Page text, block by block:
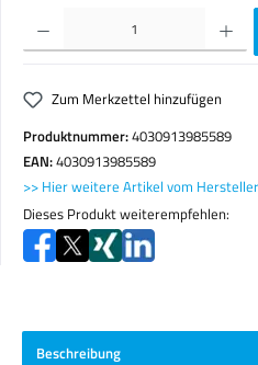
Produkt Anzahl: Gib den gewünschten Wert ein
Zum Merkzettel hinzufügen
Produktnummer:4030913985589
EAN:4030913985589
>> Hier weitere Artikel vom
Dieses Produkt weiterempfehlen:
Beschreibung